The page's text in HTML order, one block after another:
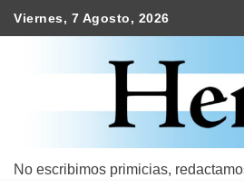
Viernes, 7 Agosto, 2026
No escribimos primicias,